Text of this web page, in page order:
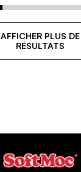
AFFICHER PLUS DE
RÉSULTATS